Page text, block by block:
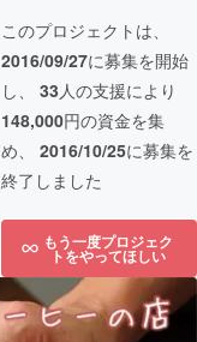
このプロジェクトは、
2016/09/27に募集を開始
し、 33人の支援により
148,000円の資金を集
め、 2016/10/25に募集を
終了しました
もう一度プロジェク
トをやってほしい